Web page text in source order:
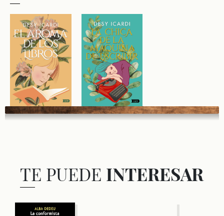
TE PUEDE INTERESAR